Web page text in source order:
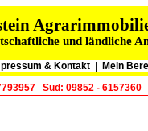
und ländliche
& Kontakt| Mein
Süd: 09852 - 6157360